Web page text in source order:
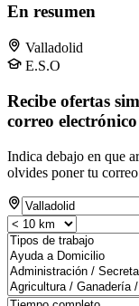
En resumen
Valladolid
E.S.O
Recibe ofertas
correo electrónico
Indica debajo en que
olvides poner tu